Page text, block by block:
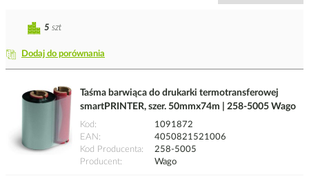
Dodaj do porównania
5 szt
Taśma barwiąca do drukarki termotransferowej
smartPRINTER, szer. 50mmx74m | 258-5005 Wago
Kod
1091872
EAN
4050821521006
Kod Producenta
258-5005
Producent
Wago